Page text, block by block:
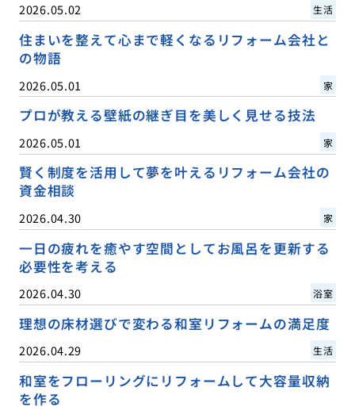
2026.05.02 生活
住まいを整えて心まで軽くなるリフォーム会社と
の物語
2026.05.01 家
プロが教える壁紙の継ぎ目を美しく見せる技法
2026.05.01 家
賢く制度を活用して夢を叶えるリフォーム会社の
資金相談
2026.04.30 家
一日の疲れを癒やす空間としてお風呂を更新する
必要性を考える
2026.04.30 浴室
理想の床材選びで変わる和室リフォームの満足度
2026.04.29 生活
和室をフローリングにリフォームして大容量収納
を作る